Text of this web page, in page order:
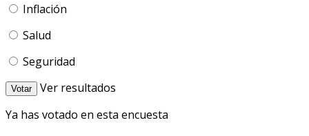
Inflación
Salud
Seguridad
Votar
Ver resultados
Ya has votado en esta encuesta